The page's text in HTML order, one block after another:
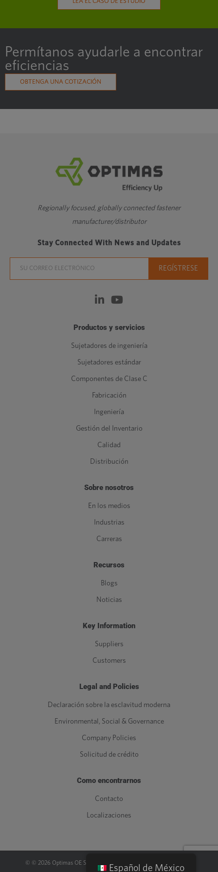
Permítanos ayudarle a encontrar
eficiencias
OBTENGA UNA COTIZACIÓN
Regionally focused, globally connected fastener
manufacturer/distributor
Stay Connected With News and Updates
Productos y servicios
Sujetadores de ingeniería
Sujetadores estándar
Componentes de Clase C
Fabricación
Ingeniería
Gestión del Inventario
Calidad
Distribución
Sobre nosotros
En los medios
Industrias
Carreras
Recursos
Blogs
Noticias
Key Information
Suppliers
Customers
Legal and Policies
Declaración sobre la esclavitud moderna
Environmental, Social & Governance
Company Policies
Solicitud de crédito
Como encontrarnos
Contacto
Localizaciones
© © 2026 Optimas OE Solutions, LLC. | Política de privacidad
Español de México